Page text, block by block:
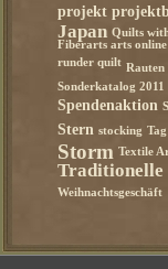
projekt
Japan Quilts
Fiberarts arts
runder quilt Rauten
Sonderkatalog 2011
Spendenaktion
Stern stocking
Storm Textile
Traditionelle
Weihnachtsgeschäft